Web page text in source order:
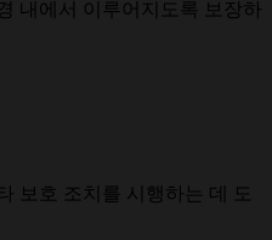
내에서 이루어지도록 보장하
보호 조치를 시행하는 데 도